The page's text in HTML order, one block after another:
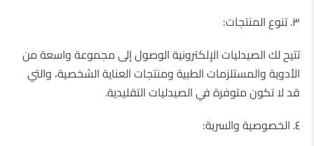
٣. تنوع المنتجات:
تتيح لك الصيدليات الإلكترونية الوصول إلى مجموعة واسعة من
الأدوية والمستلزمات الطبية ومنتجات العناية الشخصية، والتي
قد لا تكون متوفرة في الصيدليات التقليدية.
٤. الخصوصية والسرية: